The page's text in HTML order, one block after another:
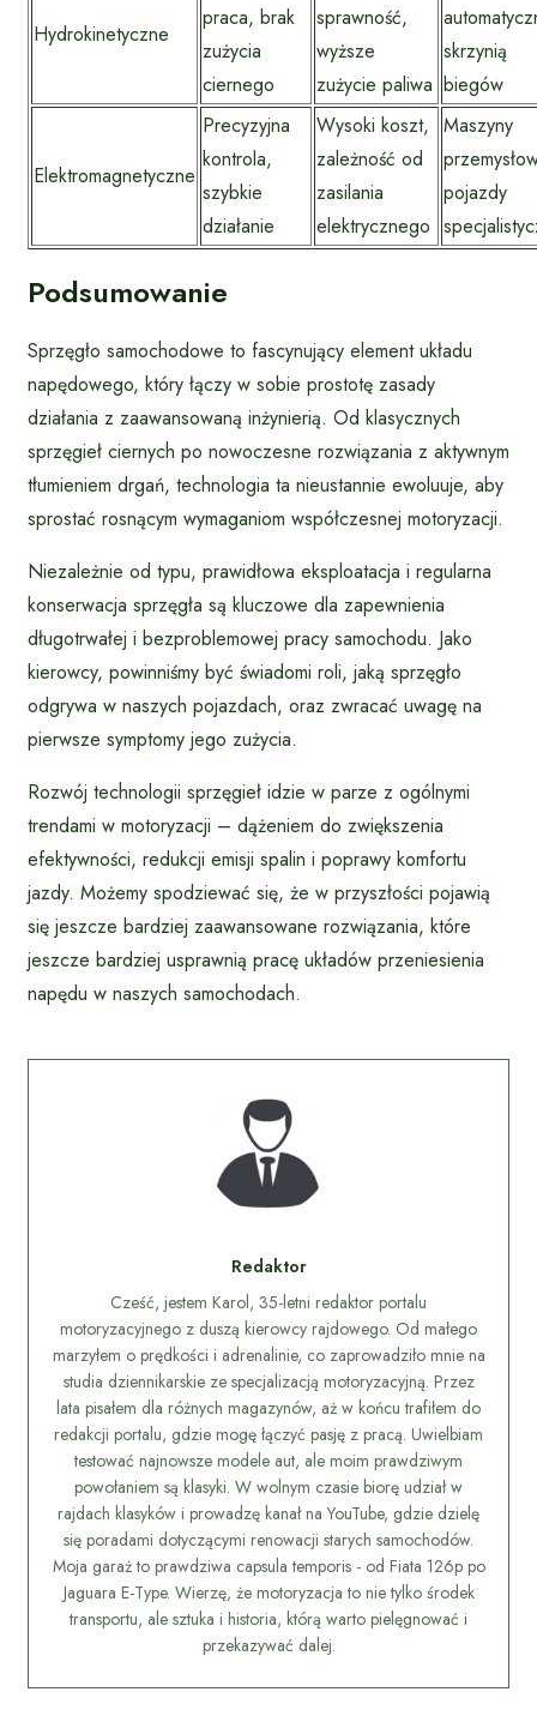
Hydrokinetyczne
praca, brak
zużycia
ciernego
sprawność,
wyższe
zużycie paliwa
skrzynią
biegów
Elektromagnetyczne
Precyzyjna
kontrola,
szybkie
działanie
Wysoki koszt,
zależność od
zasilania
elektrycznego
Maszyny
pojazdy
Podsumowanie
Sprzęgło samochodowe to fascynujący element układu
napędowego, który łączy w sobie prostotę zasady
działania z zaawansowaną inżynierią. Od klasycznych
sprzęgieł ciernych po nowoczesne rozwiązania z aktywnym
tłumieniem drgań, technologia ta nieustannie ewoluuje, aby
sprostać rosnącym wymaganiom współczesnej motoryzacji.
Niezależnie od typu, prawidłowa eksploatacja i regularna
konserwacja sprzęgła są kluczowe dla zapewnienia
długotrwałej i bezproblemowej pracy samochodu. Jako
kierowcy, powinniśmy być świadomi roli, jaką sprzęgło
odgrywa w naszych pojazdach, oraz zwracać uwagę na
pierwsze symptomy jego zużycia.
Rozwój technologii sprzęgieł idzie w parze z ogólnymi
trendami w motoryzacji – dążeniem do zwiększenia
efektywności, redukcji emisji spalin i poprawy komfortu
jazdy. Możemy spodziewać się, że w przyszłości pojawią
się jeszcze bardziej zaawansowane rozwiązania, które
jeszcze bardziej usprawnią pracę układów przeniesienia
napędu w naszych samochodach.
Redaktor
Cześć, jestem Karol, 35-letni redaktor portalu
motoryzacyjnego z duszą kierowcy rajdowego. Od małego
marzyłem o prędkości i adrenalinie, co zaprowadziło mnie na
studia dziennikarskie ze specjalizacją motoryzacyjną. Przez
lata pisałem dla różnych magazynów, aż w końcu trafiłem do
redakcji portalu, gdzie mogę łączyć pasję z pracą. Uwielbiam
testować najnowsze modele aut, ale moim prawdziwym
powołaniem są klasyki. W wolnym czasie biorę udział w
rajdach klasyków i prowadzę kanał na YouTube, gdzie dzielę
się poradami dotyczącymi renowacji starych samochodów.
Moja garaż to prawdziwa capsula temporis - od Fiata 126p po
Jaguara E-Type. Wierzę, że motoryzacja to nie tylko środek
transportu, ale sztuka i historia, którą warto pielęgnować i
przekazywać dalej.